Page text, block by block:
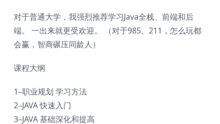
对于普通大学，我强烈推荐学习Java全栈、前端和后
端。 一出来就更受欢迎。 （对于985、211，怎么玩都
会赢，智商碾压同龄人）
课程大纲
1–职业规划 学习方法
2–JAVA 快速入门
3–JAVA 基础深化和提高